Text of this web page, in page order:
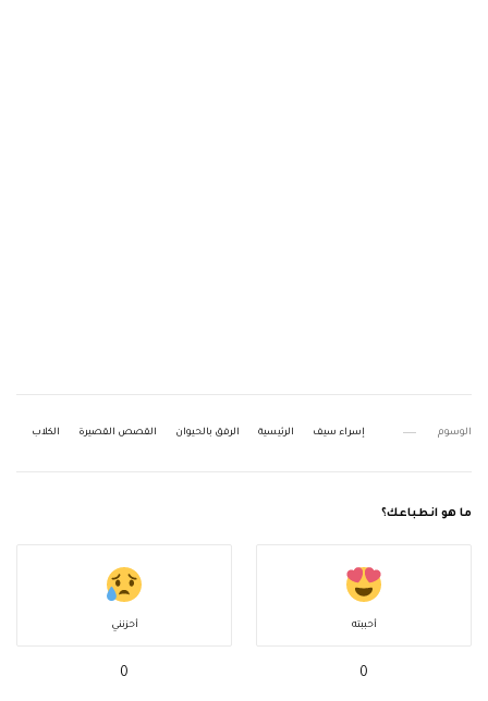
الوسوم إسراء سيف الرئيسية الرفق بالحيوان القصص القصيرة الكلاب
ما هو انطباعك؟
أحببته
0
أحزنني
0